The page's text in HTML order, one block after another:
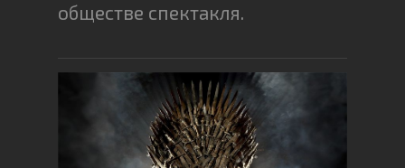
обществе спектакля.